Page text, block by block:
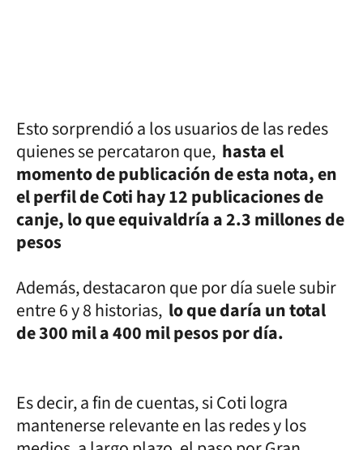
Esto sorprendió a los usuarios de las redes
quienes se percataron que, hasta el
momento de publicación de esta nota, en
el perfil de Coti hay 12 publicaciones de
canje, lo que equivaldría a 2.3 millones de
pesos
Además, destacaron que por día suele subir
entre 6 y 8 historias, lo que daría un total
de 300 mil a 400 mil pesos por día.
Es decir, a fin de cuentas, si Coti logra
mantenerse relevante en las redes y los